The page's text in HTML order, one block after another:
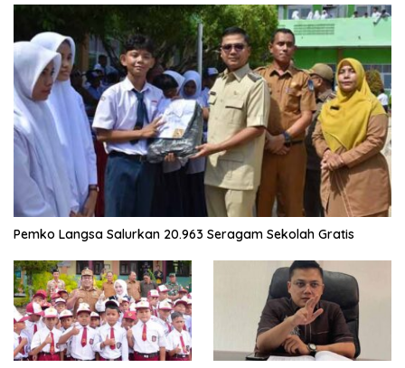
Pemko Langsa Salurkan 20.963 Seragam Sekolah Gratis